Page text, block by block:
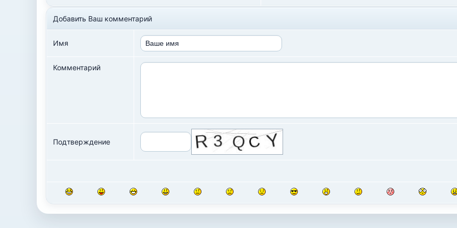
Добавить Ваш комментарий
Имя
Комментарий
Подтверждение